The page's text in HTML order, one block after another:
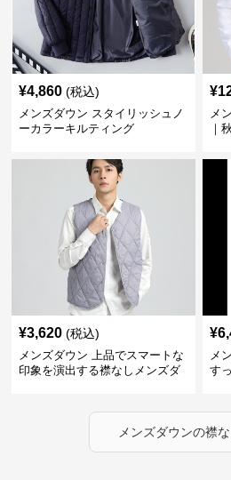
¥4,860 (税込)
メンズダウン スタイリッシュノ
ーカラーキルティング
¥
メ
｜
¥3,620 (税込)
メンズダウン 上品でスマートな
印象を演出する襟なしメンズダ
¥
メ
す
メンズダウンの襟